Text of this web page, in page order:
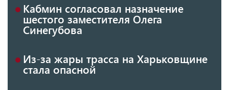
Кабмин согласовал назначение
шестого заместителя Олега
Синегубова
Из-за жары трасса на Харьковщине
стала опасной